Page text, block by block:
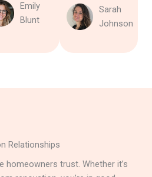
Emily
Blunt
Sarah
Johnson
Relationships
homeowners trust. Whether it’s